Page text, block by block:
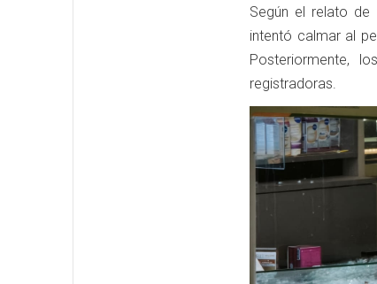
Según el relato de
intentó calmar al
Posteriormente,
registradoras.